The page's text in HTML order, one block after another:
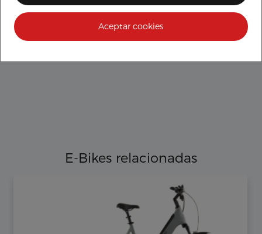
ayudaron a hacer la elección correcta de la
E-Bikes relacionadas
Aceptar cookies